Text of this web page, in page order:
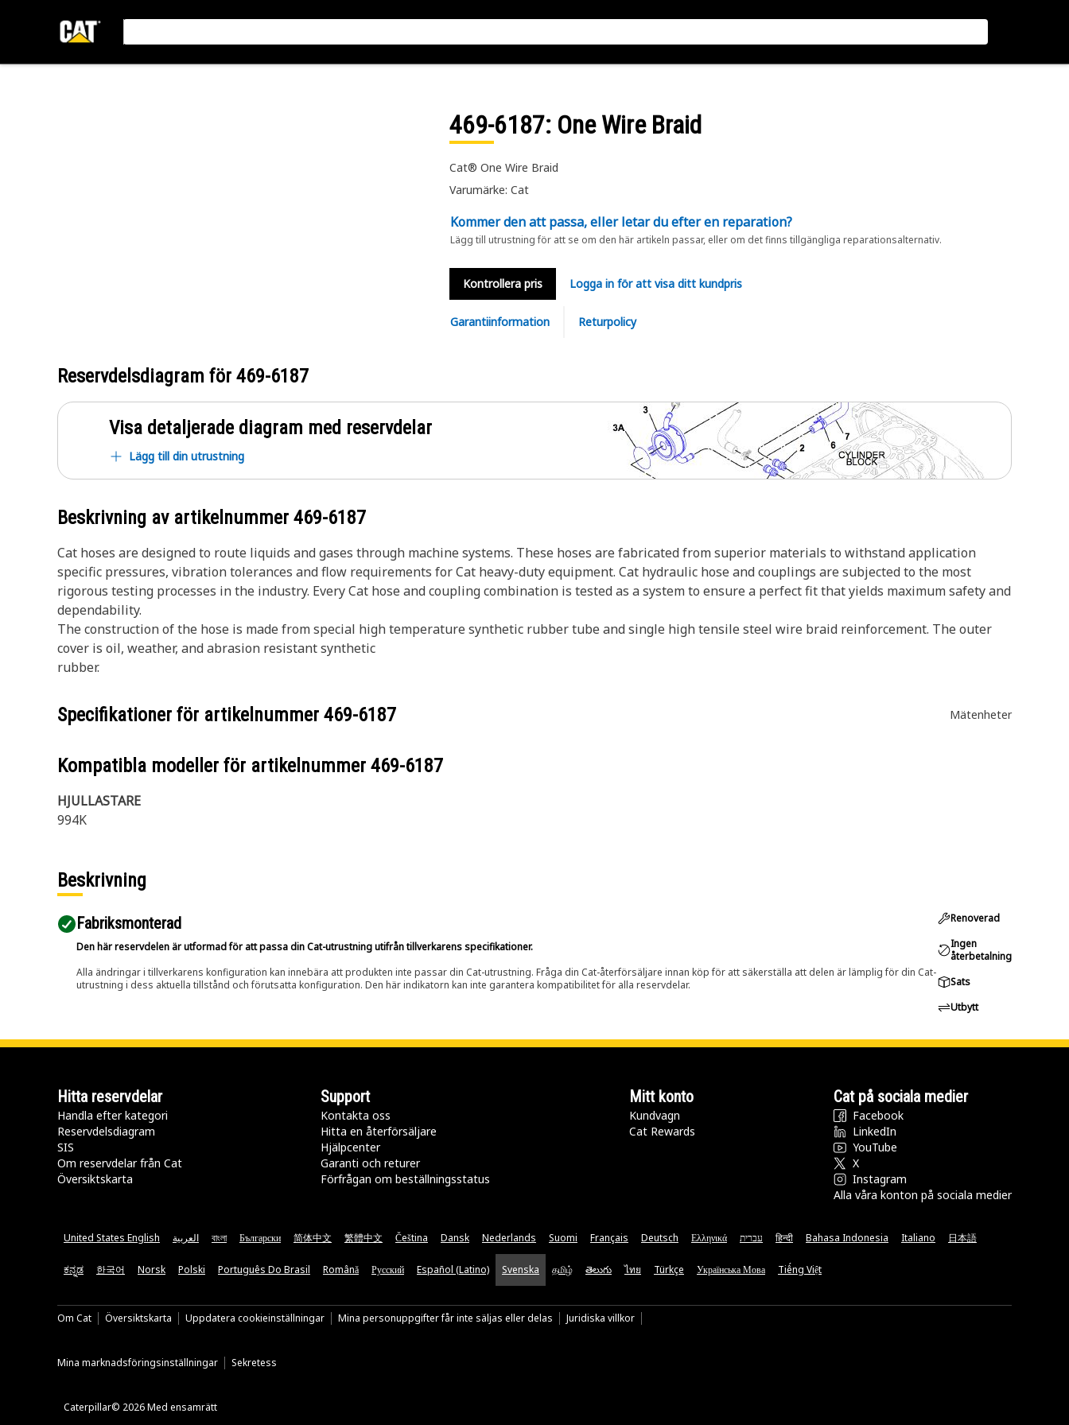
469-6187: One Wire Braid
Cat® One Wire Braid
Varumärke: Cat
Kommer den att passa, eller letar du efter en reparation?
Lägg till utrustning för att se om den här artikeln passar, eller om det finns tillgängliga reparationsalternativ.
Kontrollera pris Logga in för att visa ditt kundpris
Garantiinformation Returpolicy
Reservdelsdiagram för 469-6187
Visa detaljerade diagram med reservdelar
Lägg till din utrustning
Beskrivning av artikelnummer 469-6187
Cat hoses are designed to route liquids and gases through machine systems. These hoses are fabricated from superior materials to withstand application
specific pressures, vibration tolerances and flow requirements for Cat heavy-duty equipment. Cat hydraulic hose and couplings are subjected to the most
rigorous testing processes in the industry. Every Cat hose and coupling combination is tested as a system to ensure a perfect fit that yields maximum safety and
dependability.
The construction of the hose is made from special high temperature synthetic rubber tube and single high tensile steel wire braid reinforcement. The outer
cover is oil, weather, and abrasion resistant synthetic
rubber.
Specifikationer för artikelnummer 469-6187 Mätenheter
Kompatibla modeller för artikelnummer 469-6187
HJULLASTARE
994K
Beskrivning
Fabriksmonterad
Den här reservdelen är utformad för att passa din Cat-utrustning utifrån tillverkarens specifikationer.
Alla ändringar i tillverkarens konfiguration kan innebära att produkten inte passar din Cat-utrustning. Fråga din Cat-återförsäljare innan köp för att säkerställa att delen är lämplig för din Cat-
utrustning i dess aktuella tillstånd och förutsatta konfiguration. Den här indikatorn kan inte garantera kompatibilitet för alla reservdelar.
Renoverad
Ingen
återbetalning
Sats
Utbytt
Hitta reservdelar
Handla efter kategori
Reservdelsdiagram
SIS
Om reservdelar från Cat
Översiktskarta
Support
Kontakta oss
Hitta en återförsäljare
Hjälpcenter
Garanti och returer
Förfrågan om beställningsstatus
Mitt konto
Kundvagn
Cat Rewards
Cat på sociala medier
Facebook
LinkedIn
YouTube
X
Instagram
Alla våra konton på sociala medier
United States English العربية বাংলা Български 简体中文 繁體中文 Čeština Dansk Nederlands Suomi Français Deutsch Ελληνικά עברית हिन्दी Bahasa Indonesia Italiano 日本語
ಕನ್ನಡ 한국어 Norsk Polski Português Do Brasil Română Русский Español (Latino) Svenska தமிழ் తెలుగు ไทย Türkçe Українська Мова Tiếng Việt
Om Cat Översiktskarta Uppdatera cookieinställningar Mina personuppgifter får inte säljas eller delas Juridiska villkor
Mina marknadsföringsinställningar Sekretess
Caterpillar© 2026 Med ensamrätt